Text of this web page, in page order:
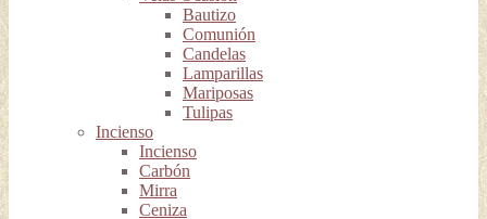
Bautizo
Comunión
Candelas
Lamparillas
Mariposas
Tulipas
Incienso
Incienso
Carbón
Mirra
Ceniza